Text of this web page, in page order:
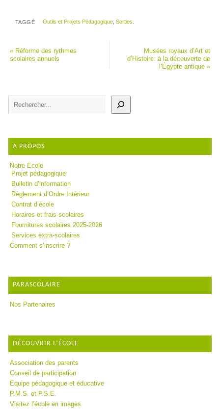
TAGGÉ Outils et Projets Pédagogique ,Sorties
«Réforme des rythmes
scolaires annuels
Musées royaux d’Art et
d’Histoire: à la découverte de
l’Égypte antique»
A PROPOS
Notre Ecole
Projet pédagogique
Bulletin d’information
Règlement d’Ordre Intérieur
Contrat d’école
Horaires et frais scolaires
Fournitures scolaires 2025-2026
Services extra-scolaires
Comment s’inscrire ?
PARASCOLAIRE
Nos Partenaires
DÉCOUVRIR L’ÉCOLE
Association des parents
Conseil de participation
Equipe pédagogique et éducative
P.M.S. et P.S.E.
Visitez l’école en images